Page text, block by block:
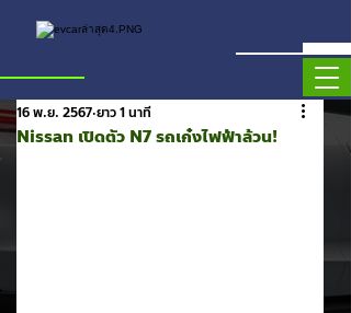
Nissan เปิดตัว N7 รถเก๋งไฟฟ้าล้วน!
16 พ.ย. 2567 ยาว 1 นาที